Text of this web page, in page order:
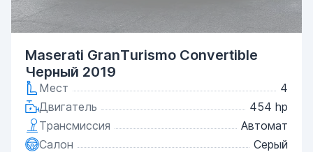
Maserati GranTurismo Convertible
Черный 2019
Мест
4
Двигатель
454 hp
Трансмиссия
Автомат
Салон
Серый